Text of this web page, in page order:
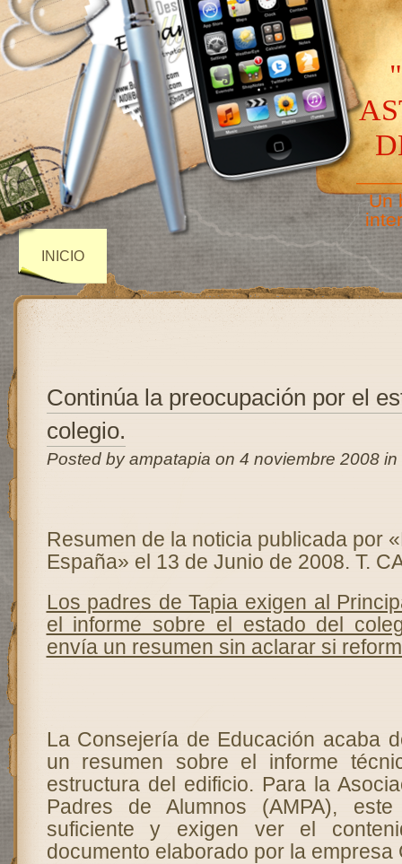
Un
INICIO
Continúa la preocupación por el
colegio.
Posted by ampatapia on 4 noviembre 2008 in
Resumen de la noticia publicada por
España» el 13 de Junio de 2008. T.
Los padres de Tapia exigen al
el informe sobre el estado del
envía un resumen sin aclarar si
La Consejería de Educación acaba
un resumen sobre el informe
estructura del edificio. Para la
Padres de Alumnos (AMPA),
suficiente y exigen ver el
documento elaborado por la empresa